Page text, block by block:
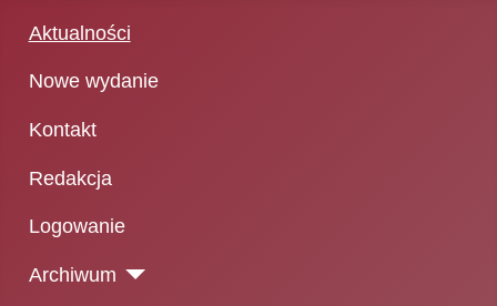
Aktualności
Nowe wydanie
Kontakt
Redakcja
Logowanie
Archiwum